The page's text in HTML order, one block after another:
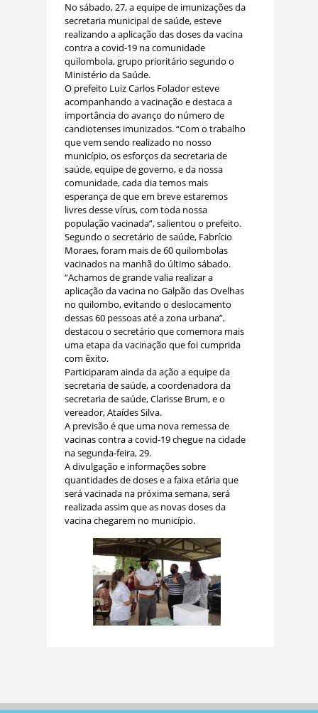
No sábado, 27, a equipe de imunizações da
secretaria municipal de saúde, esteve
realizando a aplicação das doses da vacina
contra a covid-19 na comunidade
quilombola, grupo prioritário segundo o
Ministério da Saúde.
O prefeito Luiz Carlos Folador esteve
acompanhando a vacinação e destaca a
importância do avanço do número de
candiotenses imunizados. “Com o trabalho
que vem sendo realizado no nosso
município, os esforços da secretaria de
saúde, equipe de governo, e da nossa
comunidade, cada dia temos mais
esperança de que em breve estaremos
livres desse vírus, com toda nossa
população vacinada”, salientou o prefeito.
Segundo o secretário de saúde, Fabrício
Moraes, foram mais de 60 quilombolas
vacinados na manhã do último sábado.
“Achamos de grande valia realizar a
aplicação da vacina no Galpão das Ovelhas
no quilombo, evitando o deslocamento
dessas 60 pessoas até a zona urbana”,
destacou o secretário que comemora mais
uma etapa da vacinação que foi cumprida
com êxito.
Participaram ainda da ação a equipe da
secretaria de saúde, a coordenadora da
secretaria de saúde, Clarisse Brum, e o
vereador, Ataídes Silva.
A previsão é que uma nova remessa de
vacinas contra a covid-19 chegue na cidade
na segunda-feira, 29.
A divulgação e informações sobre
quantidades de doses e a faixa etária que
será vacinada na próxima semana, será
realizada assim que as novas doses da
vacina chegarem no município.